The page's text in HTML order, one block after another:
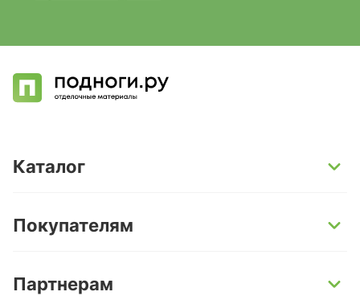
Каталог
Кварц-винил и LVT-плитка
Ламинат
Покупателям
Условия доставки
Партнерам